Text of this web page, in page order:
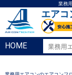
業務
エアコ
HOME